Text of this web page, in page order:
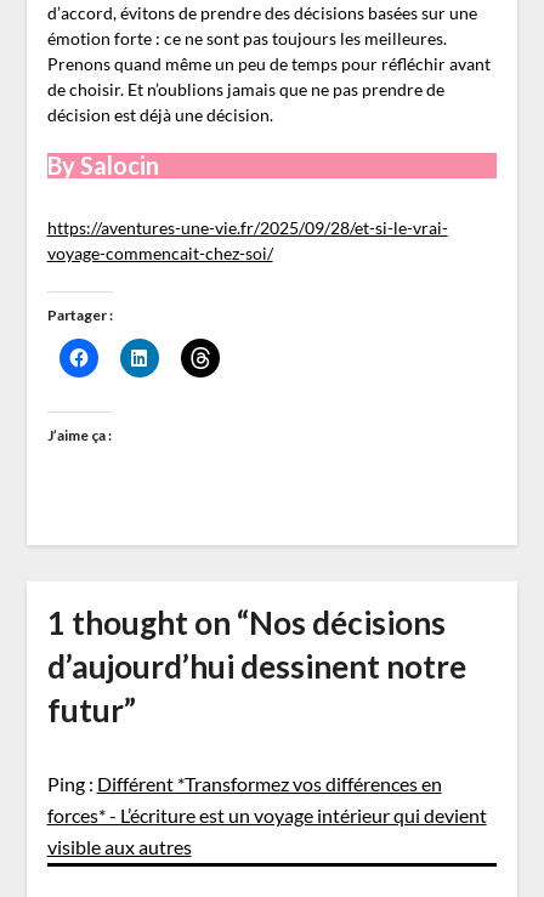
d’accord, évitons de prendre des décisions basées sur une
émotion forte : ce ne sont pas toujours les meilleures.
Prenons quand même un peu de temps pour réfléchir avant
de choisir. Et n’oublions jamais que ne pas prendre de
décision est déjà une décision.
By Salocin
https://aventures-une-vie.fr/2025/09/28/et-si-le-vrai-
voyage-commencait-chez-soi/
Partager :
J’aime ça :
1 thought on “Nos décisions
d’aujourd’hui dessinent notre
futur”
Ping : Différent *Transformez vos différences en
forces* - L’écriture est un voyage intérieur qui devient
visible aux autres